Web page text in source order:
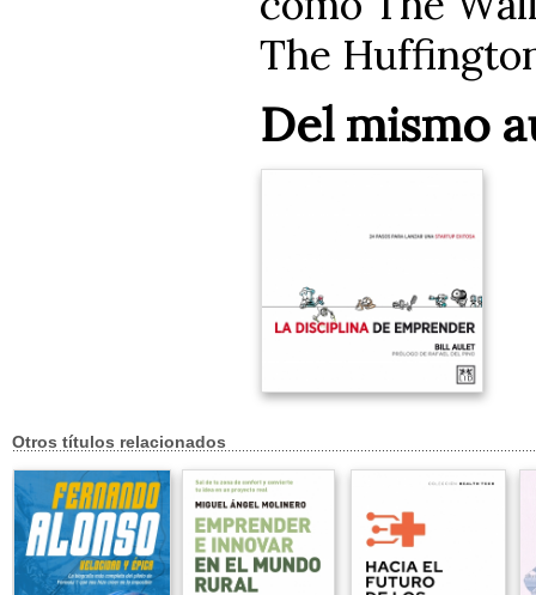
The
Del mismo
Otros títulos relacionados